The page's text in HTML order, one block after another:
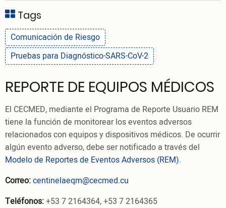
Tags
Comunicación de Riesgo
Pruebas para Diagnóstico-SARS-CoV-2
REPORTE DE EQUIPOS MÉDICOS
El CECMED, mediante el Programa de Reporte Usuario REM
tiene la función de monitorear los eventos adversos
relacionados con equipos y dispositivos médicos. De ocurrir
algún evento adverso, debe ser notificado a través del
Modelo de Reportes de Eventos Adversos (REM).
Correo:centinelaeqm@cecmed.cu
Teléfonos:+53 7 2164364, +53 7 2164365